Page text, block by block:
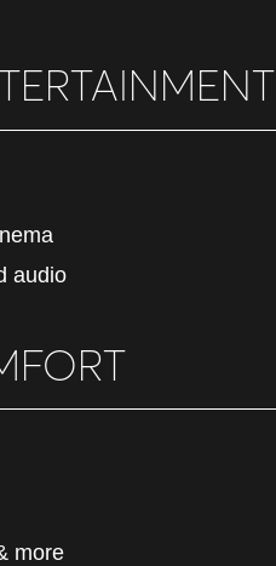
audio
more